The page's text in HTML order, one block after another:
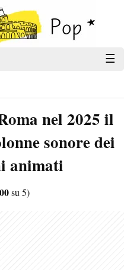
☰
nel 2025 il
sonore dei
animati
su 5)